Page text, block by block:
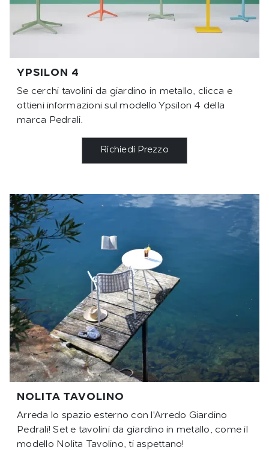
YPSILON 4
Se cerchi tavolini da giardino in metallo, clicca e
ottieni informazioni sul modello Ypsilon 4 della
marca Pedrali.
Richiedi Prezzo
NOLITA TAVOLINO
Arreda lo spazio esterno con l'Arredo Giardino
Pedrali! Set e tavolini da giardino in metallo, come il
modello Nolita Tavolino, ti aspettano!